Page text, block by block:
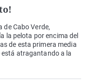
de Cabo Verde,
la pelota por encima del
de esta primera media
está atragantando a la